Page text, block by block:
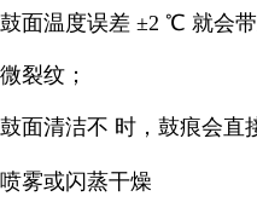
鼓面温度误差 ±2 ℃ 就会
微裂纹；
鼓面清洁不 时，鼓痕会直
喷雾或闪蒸干燥